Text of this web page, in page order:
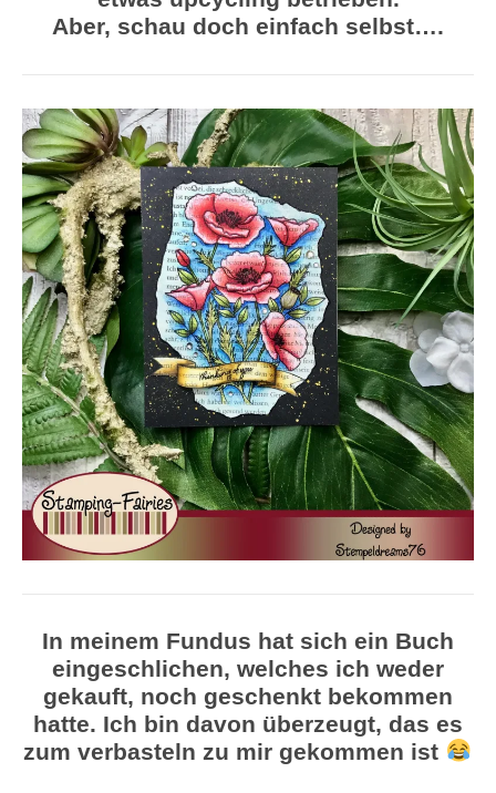
Aber, schau doch einfach selbst….
In meinem Fundus hat sich ein Buch
eingeschlichen, welches ich weder
gekauft, noch geschenkt bekommen
hatte. Ich bin davon überzeugt, das es
zum verbasteln zu mir gekommen ist